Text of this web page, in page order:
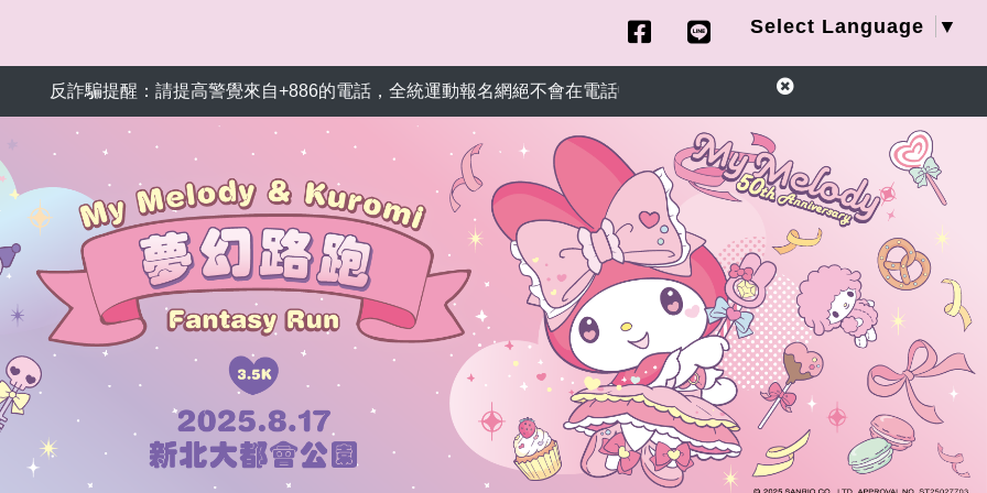
Select Language ▼
騙提醒：請提高警覺來自+886的電話，全統運動報名網絕不會在電話中以訂單異常為由，要求您提供信用卡資訊或ATM匯款